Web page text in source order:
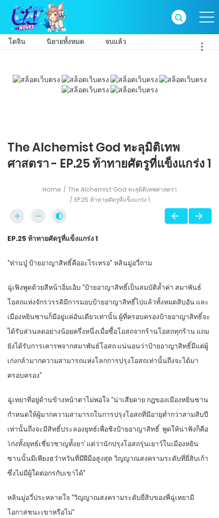
โดจิน นิยายทั้งหมด จบแล้ว
The Alchemist God ทะลุมิติเทพ
ศาสตรา - EP.25 ท้าทายศัตรูที่แข็งแกร่ง 1
Home
The Alchemist God ทะลุมิติเทพศาสตรา
EP.25 ท้าทายศัตรูที่แข็งแกร่ง 1
EP.25 ท้าทายศัตรูที่แข็งแกร่ง1
“ท่านปู่ ป้ายอาญาสิทธิ์คืออะไรเหรอ” หลินมู่อวี่ถาม
ฉู่เฟิงพูดด้วยสีหน้าอิ่มเอิบ “ป้ายอาญาสิทธิ์เป็นสมบัติล้ำค่า สมาพันธ์
โอสถแห่งจักรวรรดิมีการมอบป้ายอาญาสิทธิ์ไปแล้วทั้งหมดสิบอัน และ
เมืองหยินซานก็มีอยู่แค่อันเดียวเท่านั้น ผู้ที่ครอบครองป้ายอาญาสิทธิ์จะ
ได้รับส่วนลดอย่างน้อยครึ่งหนึ่งเมื่อซื้อโอสถจากร้านโอสถทุกร้าน แถม
ยังได้รับการเคารพจากสมาพันธ์โอสถ แน่นอนว่าป้ายอาญาสิทธิ์มีแต่ผู้
เก่งกล้ามากความสามารถแห่งโลกการปรุงโอสถเท่านั้นถึงจะได้มา
ครอบครอง”
ฉู่เหยาที่อยู่ด้านข้างหน้าตาไม่พอใจ “น่าเสียดาย กฎของเมืองหยินซาน
กำหนดให้ผู้มากความสามารถในการปรุงโอสถที่มีอายุต่ำกว่าสามสิบปี
เท่านั้นถึงจะมีสิทธิ์ประลองยุทธ์เพื่อชิงป้ายอาญาสิทธิ์ พูดให้น่าฟังก็คือ
‘เก่งทั้งยุทธ์เชี่ยวชาญทั้งยา’ แต่ว่านักปรุงโอสถรุ่นเยาว์ในเมืองหยิน
ซานนั้นมีเพียงฮว๋าหวันที่มีฝีมือสูงสุด วิญญาณสงครามระดับที่ยี่สิบเก้า
ซึ่งไม่มีผู้ใดต่อกรกับเขาได้”
หลินมู่อวี่ประหลาดใจ “วิญญาณสงครามระดับยี่สิบของพี่ฉู่เหยามี
โอกาสชนะเขาหรือไม่”